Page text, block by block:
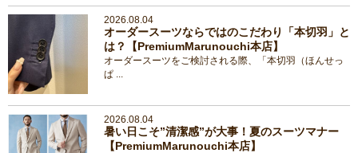
2026.08.04
オーダースーツならではのこだわり「本切羽」と
は？【PremiumMarunouchi本店】
オーダースーツをご検討される際、「本切羽（ほんせっ
ぱ ...
2026.08.04
暑い日こそ”清潔感”が大事！夏のスーツマナー
【PremiumMarunouchi本店】